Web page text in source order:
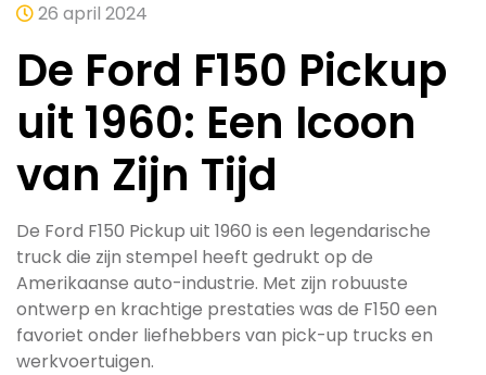
26 april 2024
De Ford F150 Pickup
uit 1960: Een Icoon
van Zijn Tijd
De Ford F150 Pickup uit 1960 is een legendarische
truck die zijn stempel heeft gedrukt op de
Amerikaanse auto-industrie. Met zijn robuuste
ontwerp en krachtige prestaties was de F150 een
favoriet onder liefhebbers van pick-up trucks en
werkvoertuigen.